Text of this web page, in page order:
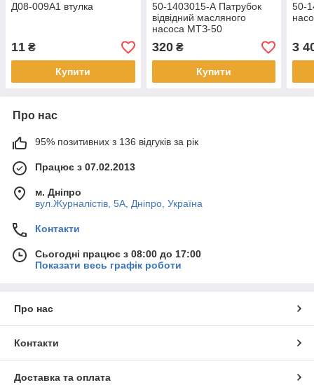
Д08-009А1 втулка
11 ₴
Купити
50-1403015-А Патрубок
відвідний масляного
насоса МТЗ-50
(STARPARTS)
320₴
Купити
50-
3
Про нас
95% позитивних з 136 відгуків за рік
Працює з 07.02.2013
м. Дніпро
вул.Журналістів, 5А, Дніпро, Україна
Контакти
Сьогодні працює з 08:00 до 17:00
Показати весь графік роботи
Про нас
Контакти
Доставка та оплата